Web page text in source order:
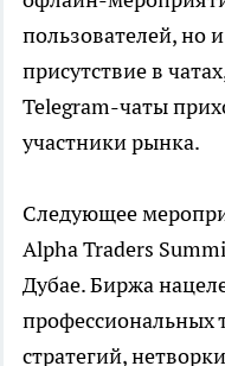
пользователей, но
присутствие в
Telegram-чаты
участники рынка.
Следующее
Alpha Traders
Дубае. Биржа
профессиональных
стратегий,